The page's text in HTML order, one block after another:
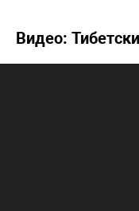
Видео: